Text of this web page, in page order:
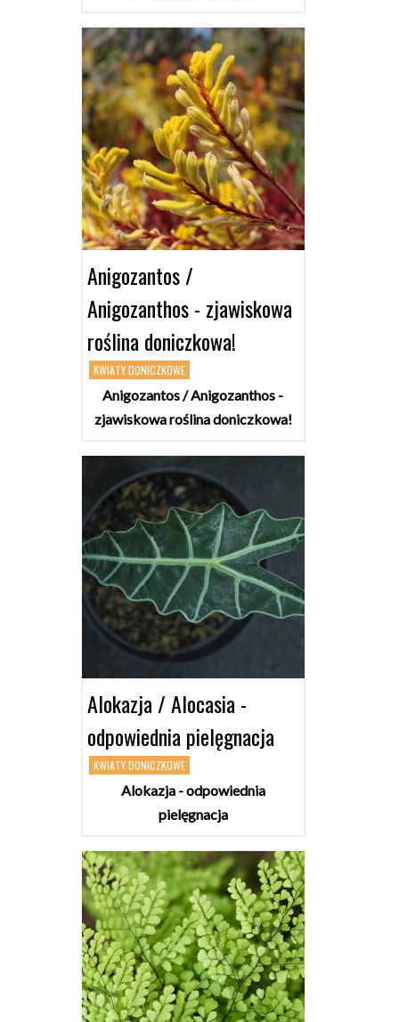
Anigozantos /
Anigozanthos - zjawiskowa
roślina doniczkowa!
KWIATY DONICZKOWE
Anigozantos / Anigozanthos -
zjawiskowa roślina doniczkowa!
Alokazja / Alocasia -
odpowiednia pielęgnacja
KWIATY DONICZKOWE
Alokazja - odpowiednia
pielęgnacja